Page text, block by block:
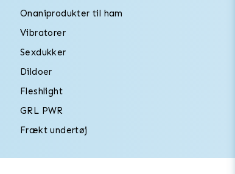
Onaniprodukter til ham
Vibratorer
Sexdukker
Dildoer
Fleshlight
GRL PWR
Frækt undertøj